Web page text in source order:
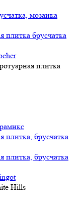
мозаика
плитка брусчатка
плитка
плитка, брусчатка
плитка, брусчатка
Hills